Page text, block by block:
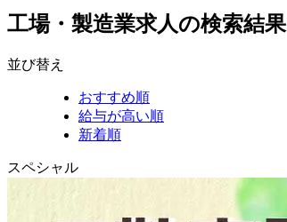
工場・製造業求人の検索結果
並び替え
おすすめ順
給与が高い順
新着順
スペシャル